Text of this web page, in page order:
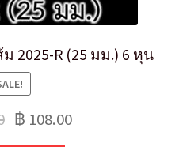
2025-R (25 มม.) 6 หุน
฿ 108.00